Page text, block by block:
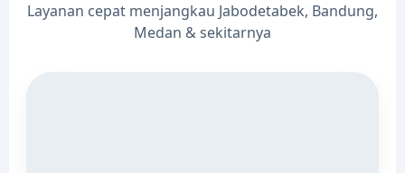
Layanan cepat menjangkau Jabodetabek, Bandung,
Medan & sekitarnya